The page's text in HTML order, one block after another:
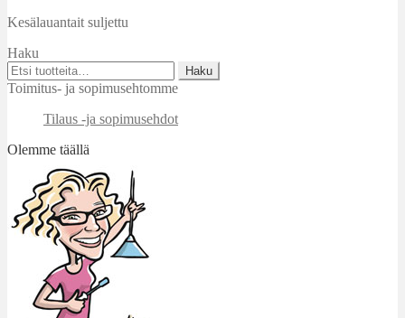
Kesälauantait suljettu
Haku
Etsi:
Haku
Toimitus- ja sopimusehtomme
Tilaus -ja sopimusehdot
Olemme täällä